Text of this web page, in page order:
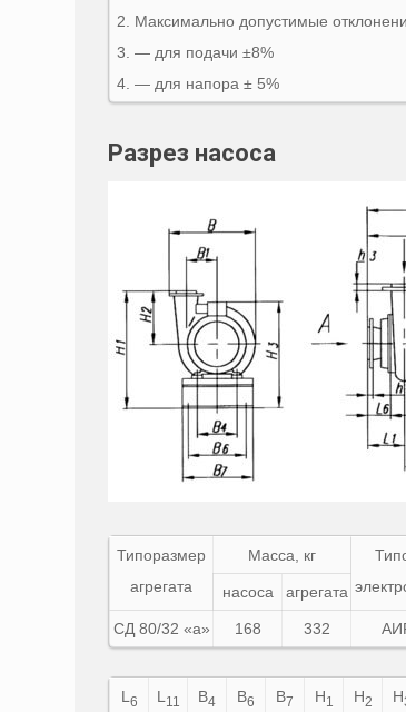
Максимально допустимые
— для подачи ±8%
— для напора ± 5%
Разрез насоса
Типоразмер
агрегата
Масса, кг
насоса агрегата
СД 80/32 «а» 168 332
L 6 L 11 B4 B6 B7 H1 H2 H